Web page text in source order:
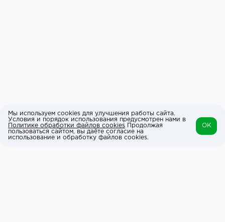
Мы используем cookies для улучшения работы сайта.
Условия и порядок использования предусмотрен нами в
Политике обработки файлов cookies Продолжая
пользоваться сайтом, вы даёте согласие на
использование и обработку файлов cookies.
OK